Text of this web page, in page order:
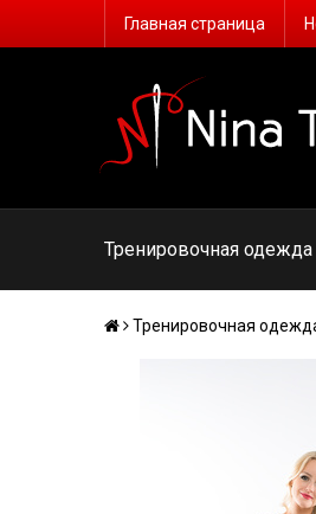
Главная страница
Тренировочная одежда
Тренировочная